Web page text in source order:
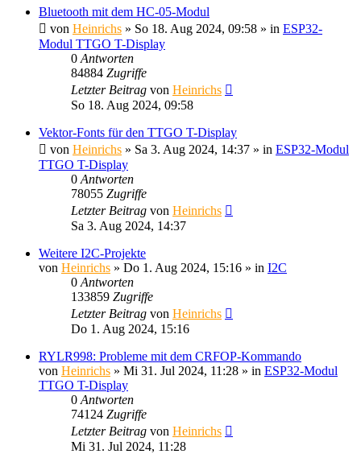
Bluetooth mit dem HC-05-Modul
von Heinrichs » So 18. Aug 2024, 09:58 » in ESP32-
Modul TTGO T-Display
0 Antworten
84884 Zugriffe
Letzter Beitrag von Heinrichs
So 18. Aug 2024, 09:58
Vektor-Fonts für den TTGO T-Display
von Heinrichs » Sa 3. Aug 2024, 14:37 » in ESP32-Modul
TTGO T-Display
0 Antworten
78055 Zugriffe
Letzter Beitrag von Heinrichs
Sa 3. Aug 2024, 14:37
Weitere I2C-Projekte
von Heinrichs » Do 1. Aug 2024, 15:16 » in I2C
0 Antworten
133859 Zugriffe
Letzter Beitrag von Heinrichs
Do 1. Aug 2024, 15:16
RYLR998: Probleme mit dem CRFOP-Kommando
von Heinrichs » Mi 31. Jul 2024, 11:28 » in ESP32-Modul
TTGO T-Display
0 Antworten
74124 Zugriffe
Letzter Beitrag von Heinrichs
Mi 31. Jul 2024, 11:28